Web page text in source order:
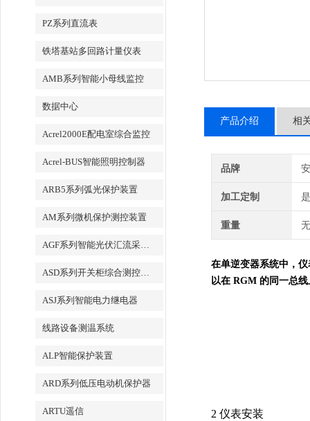
PZ系列直流表
铁塔基站多回路计量仪表
AMB系列智能小母线监控
数据中心
Acrel2000E配电室综合监控
Acrel-BUS智能照明控制器
ARB5系列弧光保护装置
AM系列微机保护测控装置
AGF系列智能光伏汇流采集装置
ASD系列开关柜综合测控装置
ASJ系列智能电力继电器
线路设备测温系统
ALP智能保护装置
ARD系列低压电动机保护器
ARTU遥信
产品介绍 相
品牌
加工定制 是
重量
在单逆变器系统中，
以在 RGM 的同一总
2 仪表安装